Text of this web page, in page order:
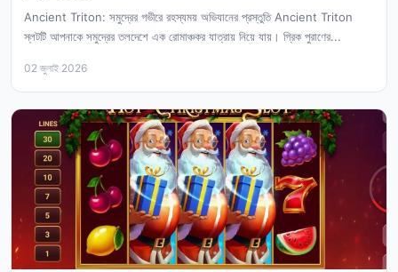
Ancient Triton: সমুদ্রের গভীরে রহস্যময় অভিযানের প্রস্তুতি Ancient Triton
স্লটটি আপনাকে সমুদ্রের তলদেশে এক রোমাঞ্চকর যাত্রায় নিয়ে যায়। গ্রিক পুরাণের...
02 জুলাই 2026